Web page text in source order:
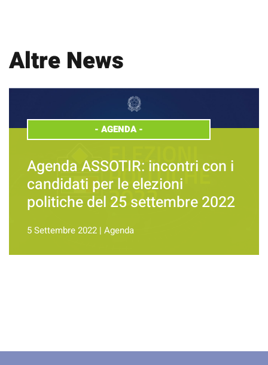
Altre News
- AGENDA-
Agenda ASSOTIR: incontri con i
candidati per le elezioni
politiche del 25 settembre 2022
5 Settembre 2022 | Agenda